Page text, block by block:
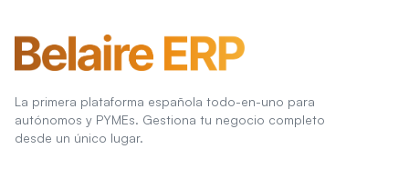
La primera plataforma española todo-en-uno para
autónomos y PYMEs. Gestiona tu negocio completo
desde un único lugar.